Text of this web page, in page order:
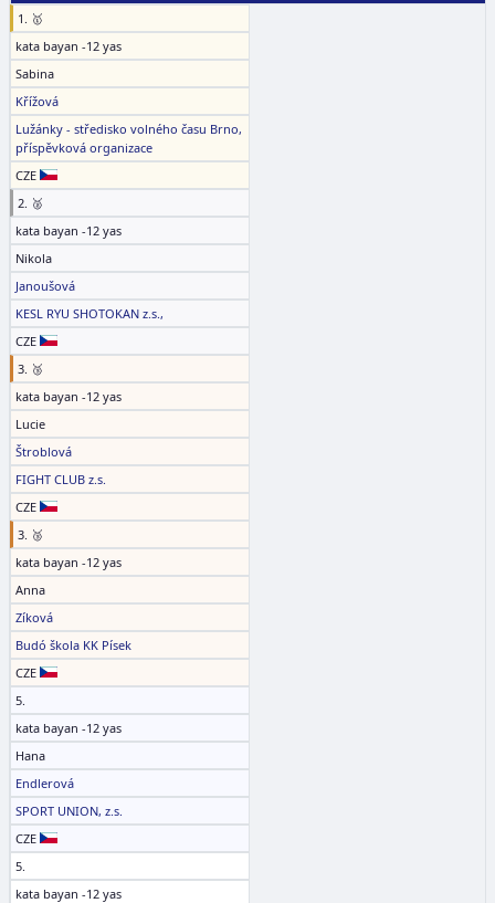
1. 🥇
kata bayan -12 yas
Sabina
Křížová
Lužánky - středisko volného času Brno,
příspěvková organizace
CZE
2. 🥈
kata bayan -12 yas
Nikola
Janoušová
KESL RYU SHOTOKAN z.s.,
CZE
3. 🥉
kata bayan -12 yas
Lucie
Štroblová
FIGHT CLUB z.s.
CZE
3. 🥉
kata bayan -12 yas
Anna
Zíková
Budó škola KK Písek
CZE
5.
kata bayan -12 yas
Hana
Endlerová
SPORT UNION, z.s.
CZE
5.
kata bayan -12 yas